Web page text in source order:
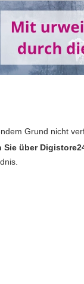
Grund nicht
Sie über